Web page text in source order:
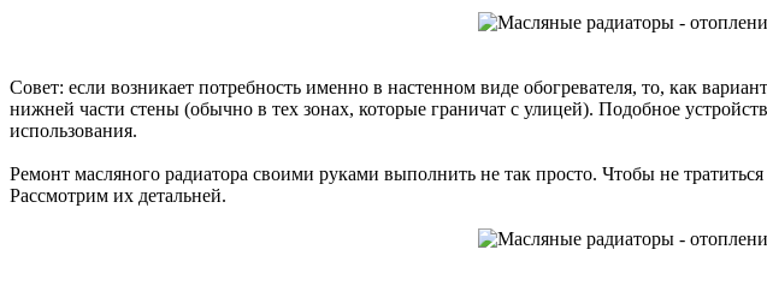
Совет: если возникает потребность именно в настенном виде обогревателя, то, как
нижней части стены (обычно в тех зонах, которые граничат с улицей). Подобное
использования.
Ремонт масляного радиатора своими руками выполнить не так просто. Чтобы не
Рассмотрим их детальней.